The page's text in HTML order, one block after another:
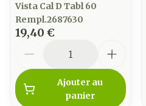
Vista Cal D Tabl 60
Rempl.2687630
19,40 €
Ajouter au
panier